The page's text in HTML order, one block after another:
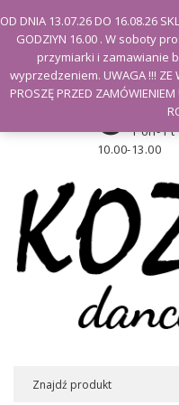
Witamy
Pon- Pt
10.00-13.00
OD DNIA 13.07.26 DO 16.08.26
GODZIYN 16.00 . W soboty
przymiarki i zamawianie
wyprzedzeniem. UWAGA !!! ZE
PROSZĘ PRZED